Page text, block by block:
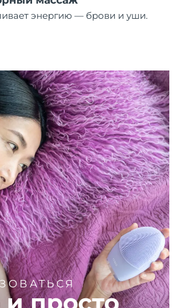
энергию — брови и уши.